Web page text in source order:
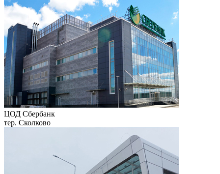
ЦОД Сбербанк
тер. Сколково